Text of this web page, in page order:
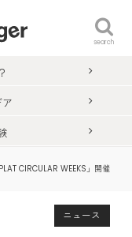
search
CIRCULAR WEEKS」開催
ニュース